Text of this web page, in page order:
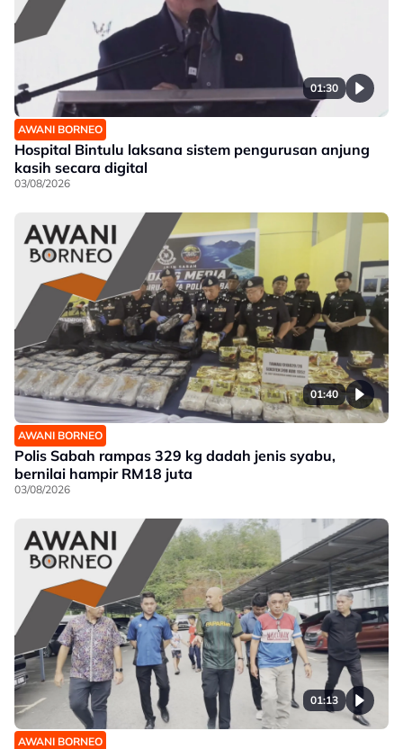
01:30
AWANI BORNEO
Hospital Bintulu laksana sistem pengurusan anjung
kasih secara digital
03/08/2026
01:40
AWANI BORNEO
Polis Sabah rampas 329 kg dadah jenis syabu,
bernilai hampir RM18 juta
03/08/2026
01:13
AWANI BORNEO